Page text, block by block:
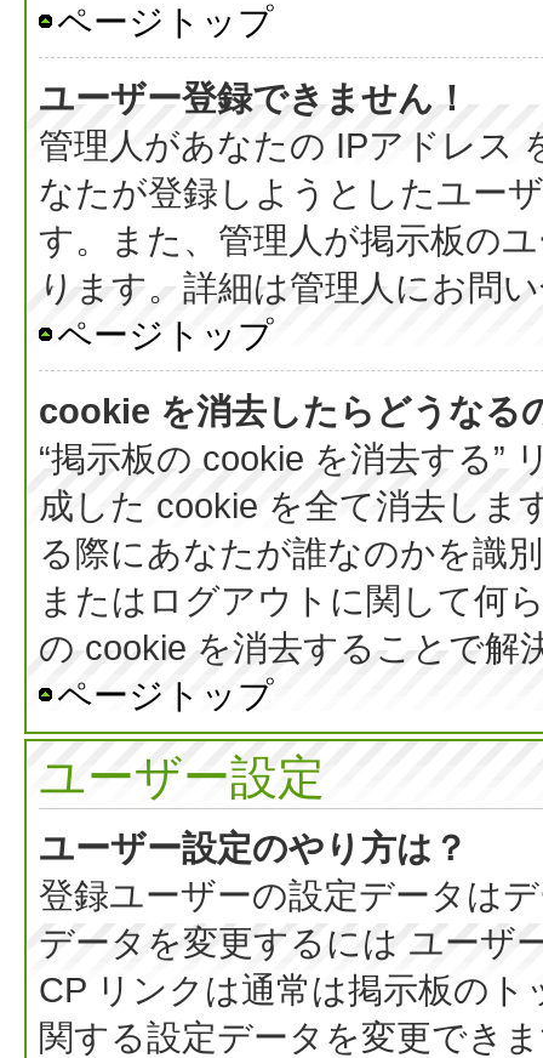
ページトップ
ユーザー登録できません！
管理人があなたの IPアドレス
なたが登録しようとしたユー
す。また、管理人が掲示板の
ります。詳細は管理人にお問
ページトップ
cookie を消去したらどうなる
“掲示板の cookie を消去する”
成した cookie を全て消去しま
る際にあなたが誰なのかを識
またはログアウトに関して何
の cookie を消去することで解
ページトップ
ユーザー設定
ユーザー設定のやり方は？
登録ユーザーの設定データは
データを変更するには ユーザ
CP リンクは通常は掲示板の
関する設定データを変更でき